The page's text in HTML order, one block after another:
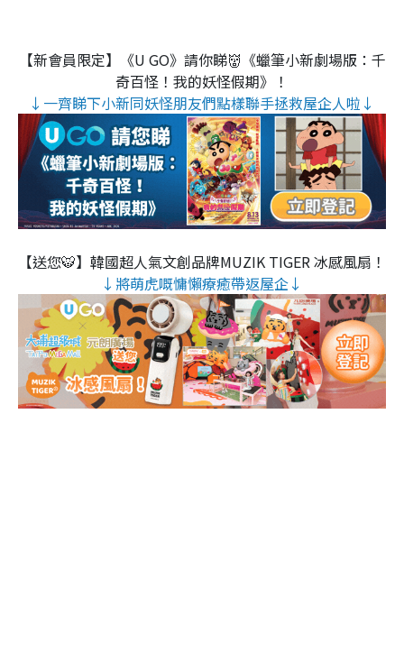
【新會員限定】《U GO》請你睇👹《蠟筆小新劇場版：千
奇百怪！我的妖怪假期》！
↓一齊睇下小新同妖怪朋友們點樣聯手拯救屋企人啦↓
【送您🐯】韓國超人氣文創品牌MUZIK TIGER 冰感風扇！
↓將萌虎嘅慵懶療癒帶返屋企↓